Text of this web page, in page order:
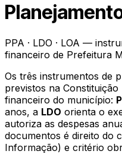
PPA · LDO · LOA —
financeiro de Prefeitura
Os três instrumentos de
previstos na
financeiro do município:
anos, a LDO orienta o
autoriza as despesas
documentos é direito do
Informação) e critério